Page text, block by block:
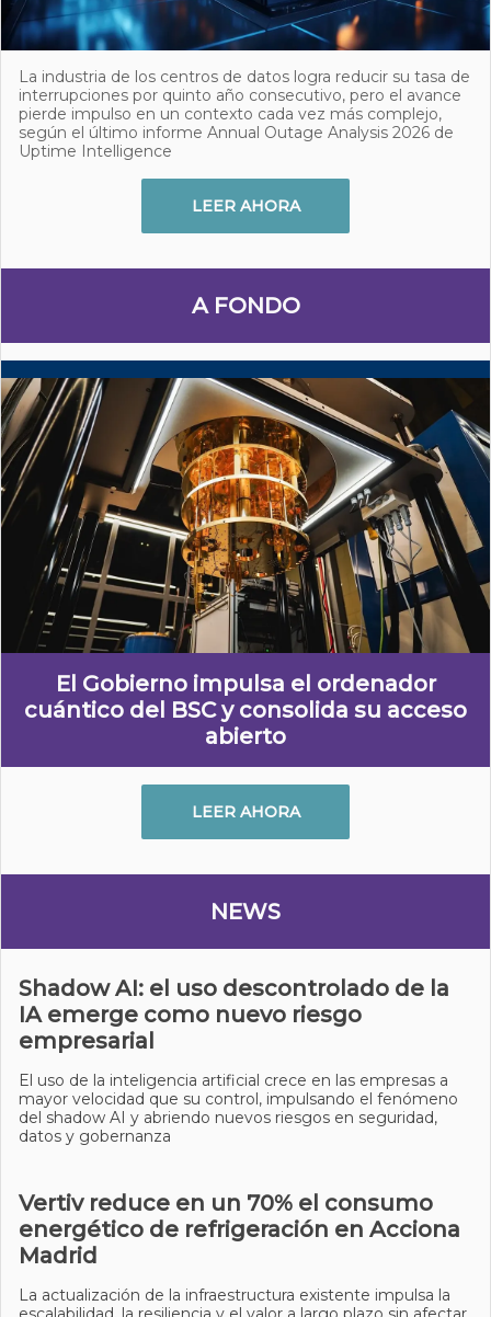
La industria de los centros de datos logra reducir su tasa de
interrupciones por quinto año consecutivo, pero el avance
pierde impulso en un contexto cada vez más complejo,
según el último informe Annual Outage Analysis 2026 de
Uptime Intelligence
LEER AHORA
A FONDO
El Gobierno impulsa el ordenador
cuántico del BSC y consolida su acceso
abierto
LEER AHORA
NEWS
Shadow AI: el uso descontrolado de la
IA emerge como nuevo riesgo
empresarial
El uso de la inteligencia artificial crece en las empresas a
mayor velocidad que su control, impulsando el fenómeno
del shadow AI y abriendo nuevos riesgos en seguridad,
datos y gobernanza
Vertiv reduce en un 70% el consumo
energético de refrigeración en Acciona
Madrid
La actualización de la infraestructura existente impulsa la